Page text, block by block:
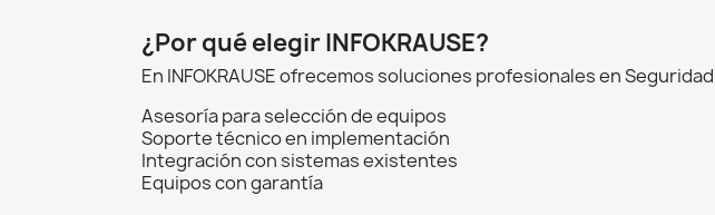
¿Por qué elegir INFOKRAUSE?
En INFOKRAUSE ofrecemos soluciones profesionales en
Asesoría para selección de equipos
Soporte técnico en implementación
Integración con sistemas existentes
Equipos con garantía